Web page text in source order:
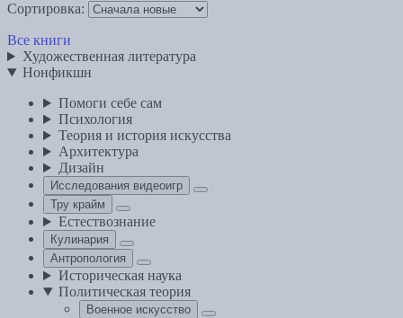
Сортировка:
Все книги
Художественная литература
Нонфикшн
Помоги себе сам
Психология
Теория и история искусства
Архитектура
Дизайн
Исследования видеоигр
Тру крайм
Естествознание
Кулинария
Антропология
Историческая наука
Политическая теория
Военное искусство